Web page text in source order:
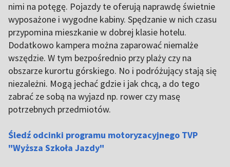
nimi na potęgę. Pojazdy te oferują naprawdę świetnie
wyposażone i wygodne kabiny. Spędzanie w nich czasu
przypomina mieszkanie w dobrej klasie hotelu.
Dodatkowo kampera można zaparować niemalże
wszędzie. W tym bezpośrednio przy plaży czy na
obszarze kurortu górskiego. No i podróżujący stają się
niezależni. Mogą jechać gdzie i jak chcą, a do tego
zabrać ze sobą na wyjazd np. rower czy masę
potrzebnych przedmiotów.
Śledź odcinki programu motoryzacyjnego TVP
"Wyższa Szkoła Jazdy"